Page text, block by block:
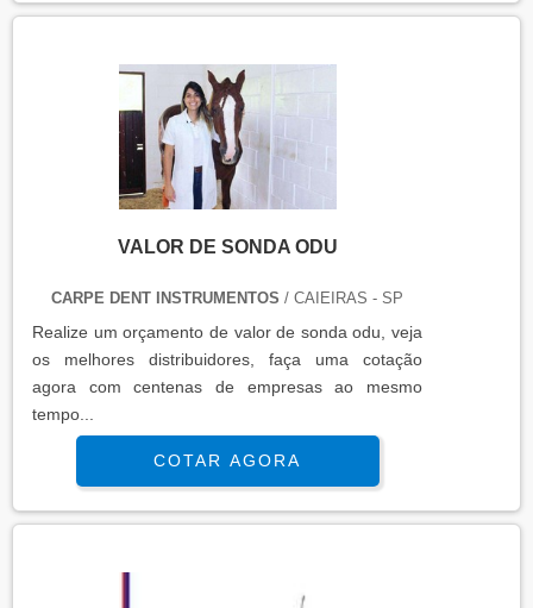
VALOR DE SONDA ODU
CARPE DENT INSTRUMENTOS / CAIEIRAS - SP
Realize um orçamento de valor de sonda odu, veja
os melhores distribuidores, faça uma cotação
agora com centenas de empresas ao mesmo
tempo...
COTAR AGORA